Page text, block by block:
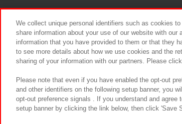
We collect unique personal identifiers such as cookies
share information about your use of our website with
information that you have provided to them or that they
to see more details about how we use cookies and the
sharing of your information with our partners. Please
Please note that even if you have enabled the opt-out
and other identifiers on the following setup banner, you
opt-out preference signals . If you understand and
setup banner by clicking the link below, then click 'Save